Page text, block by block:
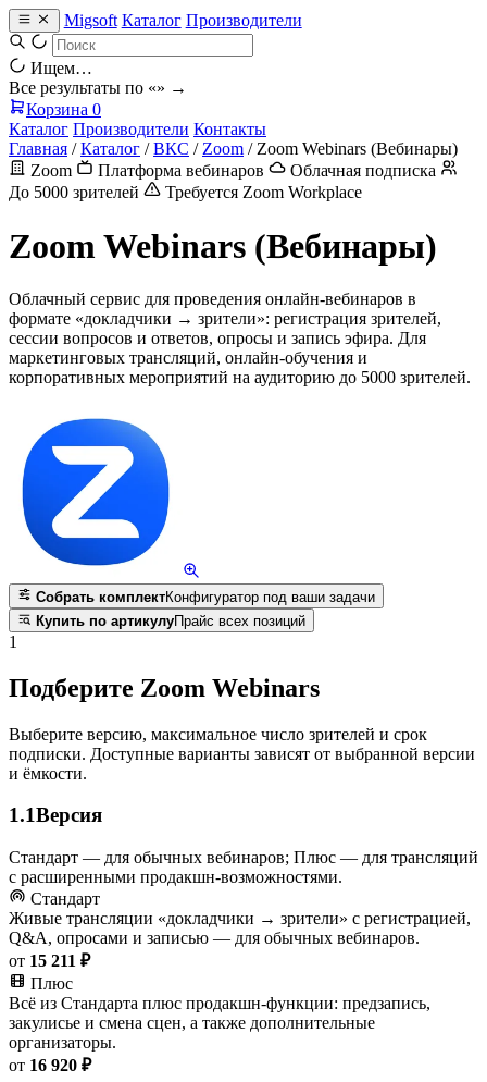
Migsoft Каталог Производители
Ищем…
Все результаты по «» →
Корзина 0
Каталог Производители Контакты
Главная / Каталог / ВКС / Zoom / Zoom Webinars (Вебинары)
Zoom
Платформа вебинаров
Облачная подписка
До 5000 зрителей
Требуется Zoom Workplace
Zoom Webinars (Вебинары)
Облачный сервис для проведения онлайн-вебинаров в
формате «докладчики → зрители»: регистрация зрителей,
сессии вопросов и ответов, опросы и запись эфира. Для
маркетинговых трансляций, онлайн-обучения и
корпоративных мероприятий на аудиторию до 5000 зрителей.
Собрать комплектКонфигуратор под ваши задачи
Купить по артикулуПрайс всех позиций
1
Подберите Zoom Webinars
Выберите версию, максимальное число зрителей и срок
подписки. Доступные варианты зависят от выбранной версии
и ёмкости.
1.1Версия
Стандарт — для обычных вебинаров; Плюс — для трансляций
с расширенными продакшн-возможностями.
Стандарт
Живые трансляции «докладчики → зрители» с регистрацией,
Q&A, опросами и записью — для обычных вебинаров.
от 15 211 ₽
Плюс
Всё из Стандарта плюс продакшн-функции: предзапись,
закулисье и смена сцен, а также дополнительные
организаторы.
от 16 920 ₽